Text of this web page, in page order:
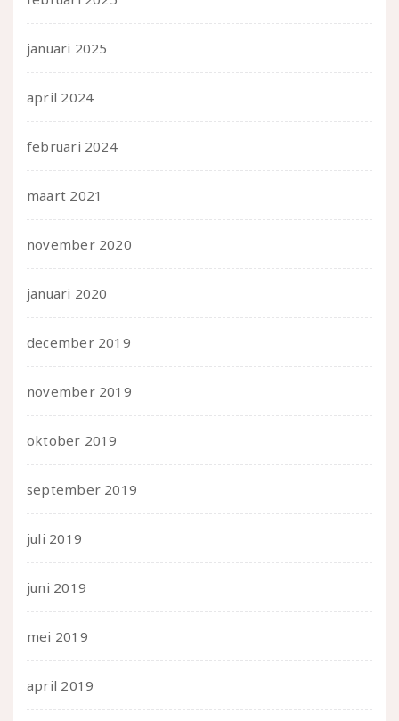
januari 2025
april 2024
februari 2024
maart 2021
november 2020
januari 2020
december 2019
november 2019
oktober 2019
september 2019
juli 2019
juni 2019
mei 2019
april 2019